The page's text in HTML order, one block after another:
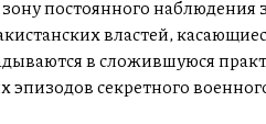
постоянного наблюдения
властей,
в сложившуюся
секретного